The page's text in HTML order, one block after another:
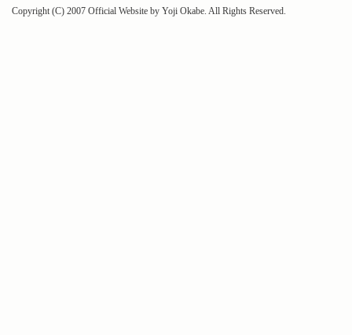
Copyright (C) 2007 Official Website by Yoji Okabe. All Rights Reserved.